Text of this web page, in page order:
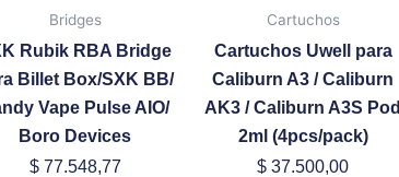
Bridges
Rubik RBA Bridge
Billet Box/SXK BB/
Vape Pulse AIO/
Boro Devices
$77.548,77
Cartuchos
Cartuchos Uwell para
Caliburn A3 / Caliburn
AK3 / Caliburn A3S Pod
2ml (4pcs/pack)
$ 37.500,00
Las
opciones
se
pueden
elegir
en